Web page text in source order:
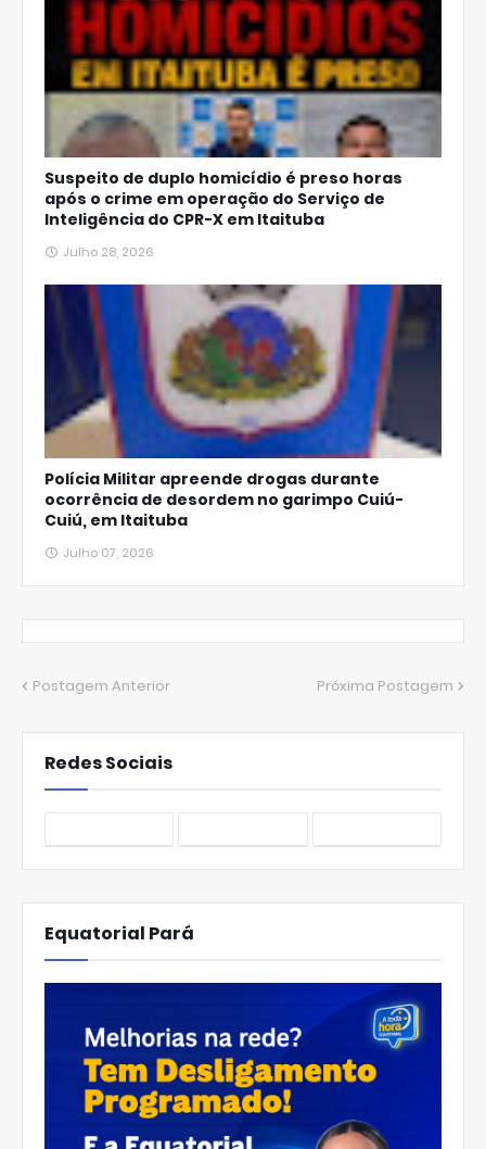
Suspeito de duplo homicídio é preso horas
após o crime em operação do Serviço de
Inteligência do CPR-X em Itaituba
Julho 28, 2026
Polícia Militar apreende drogas durante
ocorrência de desordem no garimpo Cuiú-
Cuiú, em Itaituba
Julho 07, 2026
Postagem Anterior Próxima Postagem
Redes Sociais
Equatorial Pará